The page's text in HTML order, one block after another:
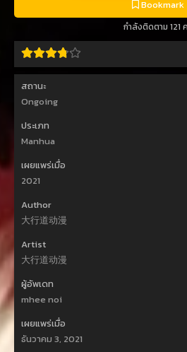
Bookmark
กำลังติดตาม 121
สถานะ
Ongoing
ประเภท
Manhua
เผยแพร่เมื่อ
2021
Author
大行道动漫
Artist
大行道动漫
ผู้อัพเดท
mhee noi
เผยแพร่เมื่อ
ธันวาคม 3, 2021